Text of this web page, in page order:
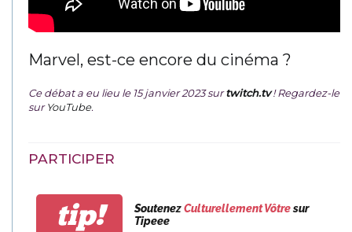
Marvel, est-ce encore du cinéma ?
Ce débat a eu lieu le 15 janvier 2023 surtwitch.tv ! Regardez-le
surYouTube.
PARTICIPER
tip! SoutenezCulturellement Vôtresur
Tipeee